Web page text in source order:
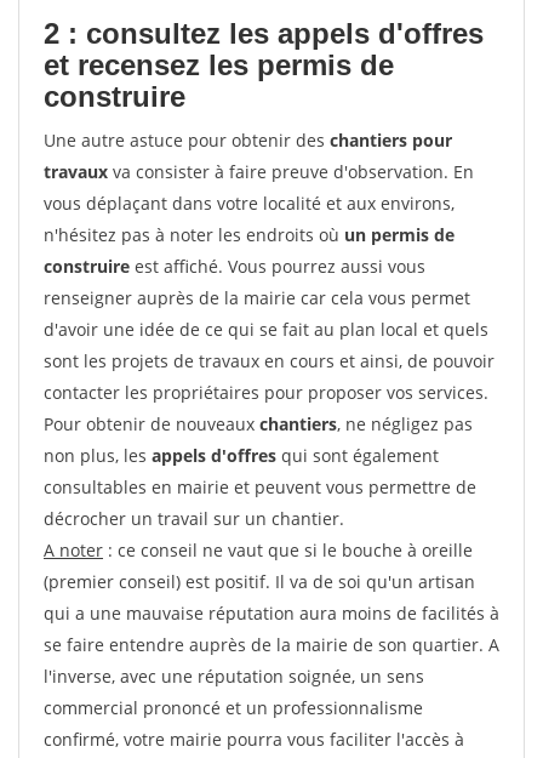
2 : consultez les appels d'offres
et recensez les permis de
construire
Une autre astuce pour obtenir des chantiers pour
travaux va consister à faire preuve d'observation. En
vous déplaçant dans votre localité et aux environs,
n'hésitez pas à noter les endroits où un permis de
construire est affiché. Vous pourrez aussi vous
renseigner auprès de la mairie car cela vous permet
d'avoir une idée de ce qui se fait au plan local et quels
sont les projets de travaux en cours et ainsi, de pouvoir
contacter les propriétaires pour proposer vos services.
Pour obtenir de nouveaux chantiers, ne négligez pas
non plus, les appels d'offres qui sont également
consultables en mairie et peuvent vous permettre de
décrocher un travail sur un chantier.
A noter : ce conseil ne vaut que si le bouche à oreille
(premier conseil) est positif. Il va de soi qu'un artisan
qui a une mauvaise réputation aura moins de facilités à
se faire entendre auprès de la mairie de son quartier. A
l'inverse, avec une réputation soignée, un sens
commercial prononcé et un professionnalisme
confirmé, votre mairie pourra vous faciliter l'accès à